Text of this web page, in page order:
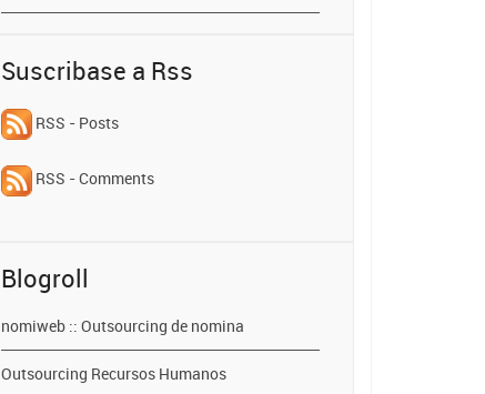
Suscribase a Rss
RSS - Posts
RSS - Comments
Blogroll
nomiweb :: Outsourcing de nomina
Outsourcing Recursos Humanos